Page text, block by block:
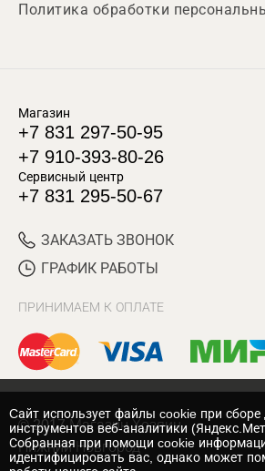
Политика обработки
Магазин
+7 831 297-50-95
+7 910-393-80-26
Сервисный центр
+7 831 295-50-67
ЗАКАЗАТЬ ЗВОНОК
ГРАФИК РАБОТЫ
ПРИНИМАЕМ К ОПЛАТЕ
© 2017 Магазин Хозяин
Нижний Новгород
Cайт использует файлы cookie при
инструментов веб-аналитики
Собранная при помощи cookie
идентифицировать вас, однако может